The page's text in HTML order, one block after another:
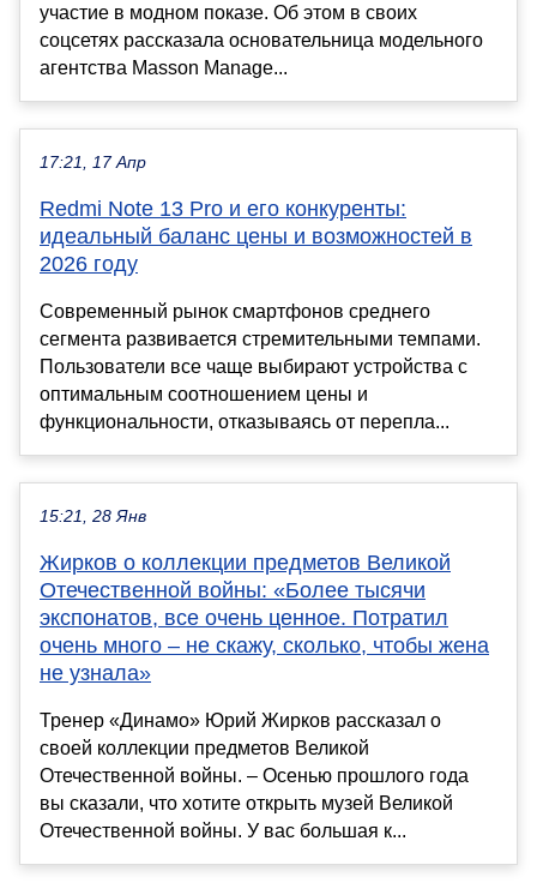
участие в модном показе. Об этом в своих
соцсетях рассказала основательница модельного
агентства Masson Manage...
17:21, 17 Апр
Redmi Note 13 Pro и его конкуренты:
идеальный баланс цены и возможностей в
2026 году
Современный рынок смартфонов среднего
сегмента развивается стремительными темпами.
Пользователи все чаще выбирают устройства с
оптимальным соотношением цены и
функциональности, отказываясь от перепла...
15:21, 28 Янв
Жирков о коллекции предметов Великой
Отечественной войны: «Более тысячи
экспонатов, все очень ценное. Потратил
очень много – не скажу, сколько, чтобы жена
не узнала»
Тренер «Динамо» Юрий Жирков рассказал о
своей коллекции предметов Великой
Отечественной войны. – Осенью прошлого года
вы сказали, что хотите открыть музей Великой
Отечественной войны. У вас большая к...